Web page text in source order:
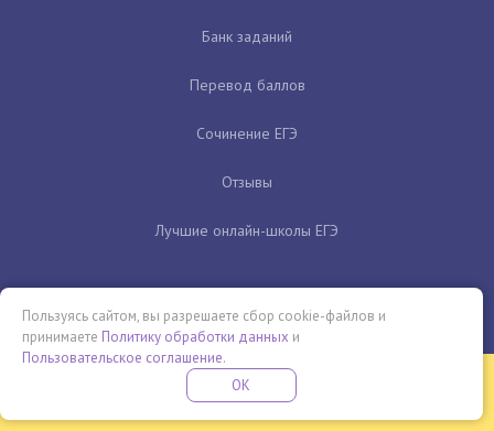
Банк заданий
Перевод баллов
Сочинение ЕГЭ
Отзывы
Лучшие онлайн-школы ЕГЭ
Бесплатная летняя школа
ПРОВЕДИ ЭТО ЛЕТО С ПОЛЬЗОЙ
Пользуясь сайтом, вы разрешаете сбор cookie-файлов и
принимаете Политику обработки данных и
Пользовательское соглашение.
OK